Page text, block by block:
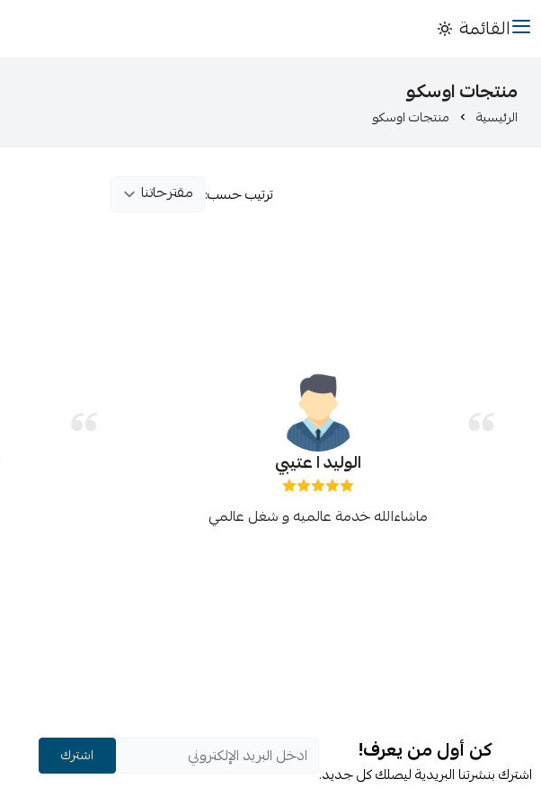
القائمة
منتجات اوسكو
الرئيسية منتجات اوسكو
ترتيب حسب:
الوليد ا عتيبي
ماشاءالله خدمة عالميه و شغل عالمي
كن أول من يعرف!
اشترك بنشرتنا البريدية ليصلك كل جديد.
اشترك